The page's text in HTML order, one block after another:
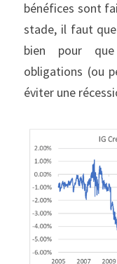
bénéfices sont
stade, il faut
bien pour
obligations (ou
éviter une